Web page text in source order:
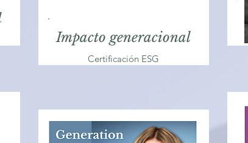
Impacto generacional
Certificación ESG